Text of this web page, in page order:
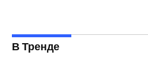
В Тренде